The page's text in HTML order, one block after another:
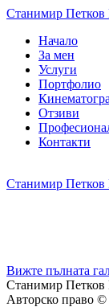
Станимир Петков
Начало
За мен
Услуги
Портфолио
Отзиви
Контакти
Станимир Петков
Вижте пълната
Станимир Петков
Авторско право ©